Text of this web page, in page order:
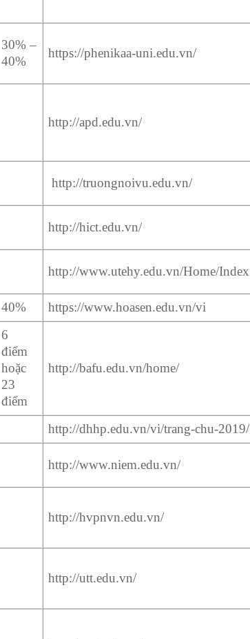
30% –
40%
https://phenikaa-uni.edu.vn/
http://apd.edu.vn/
http://truongnoivu.edu.vn/
http://hict.edu.vn/
http://www.utehy.edu.vn/Home/Index
40% https://www.hoasen.edu.vn/vi
6
điểm
hoặc
23
điểm
http://bafu.edu.vn/home/
http://dhhp.edu.vn/vi/trang-chu-2019/
http://www.niem.edu.vn/
http://hvpnvn.edu.vn/
http://utt.edu.vn/